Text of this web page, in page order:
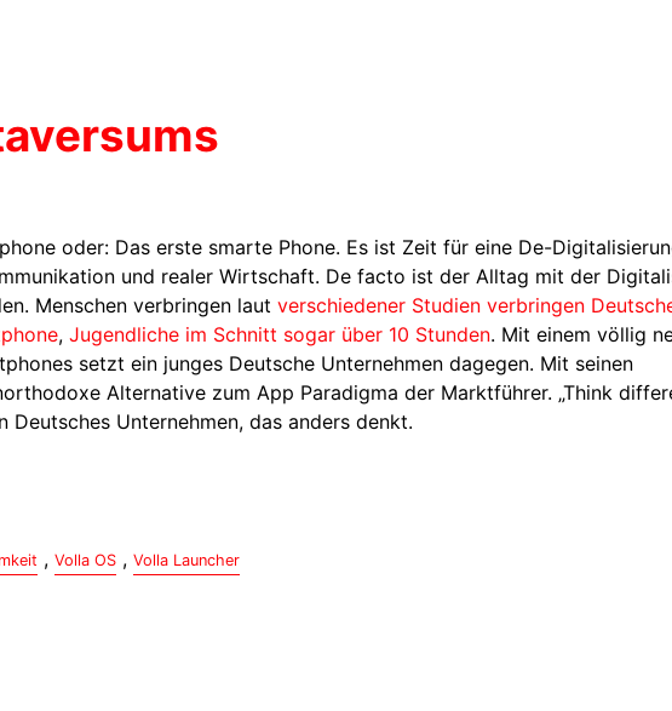
oder: Das erste smarte Phone. Es ist Zeit für eine De-
und realer Wirtschaft. De facto ist der Alltag mit der
Menschen verbringen laut verschiedener Studien verbringen
, Jugendliche im Schnitt sogar über 10 Stunden. Mit einem völlig
setzt ein junges Deutsche Unternehmen dagegen. Mit seinen
Alternative zum App Paradigma der Marktführer. „Think
Unternehmen, das anders denkt.
, Volla OS , Volla Launcher